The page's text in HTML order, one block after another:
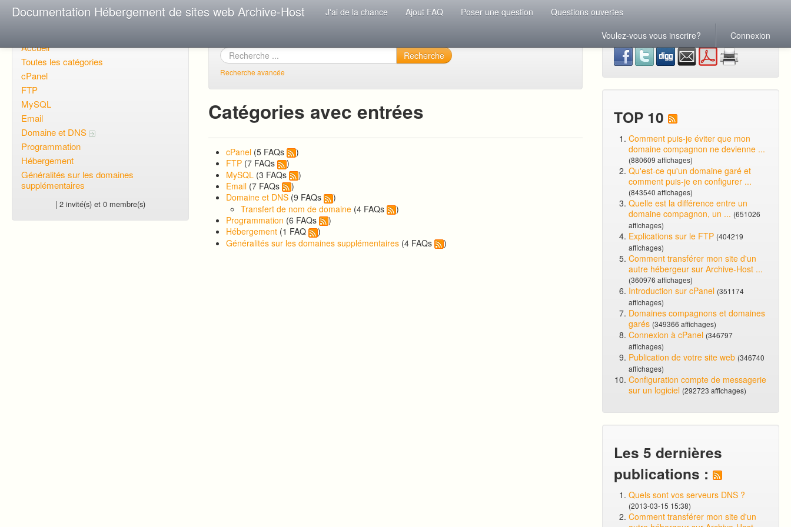
Documentation Hébergement de sites web Archive-Host J'ai de la chance Ajout FAQ Poser une question
Questions ouvertes
Voulez-vous vous inscrire?
Connexion
Accueil
Toutes les catégories
cPanel
FTP
MySQL
Email
Domaine et DNS
Programmation
Hébergement
Généralités sur les domaines
supplémentaires
| 2 invité(s) et 0 membre(s)
Recherche
Recherche avancée
Catégories avec entrées
cPanel (5 FAQs
)
FTP (7 FAQs
)
MySQL (3 FAQs
)
Email (7 FAQs
)
Domaine et DNS (9 FAQs
)
Transfert de nom de domaine (4 FAQs
)
Programmation (6 FAQs
)
Hébergement (1 FAQ
)
Généralités sur les domaines supplémentaires (4 FAQs )
TOP 10
Comment puis-je éviter que mon
domaine compagnon ne devienne ...
(880609 affichages)
Qu'est-ce qu'un domaine garé et
comment puis-je en configurer ...
(843540 affichages)
Quelle est la différence entre un
domaine compagnon, un ... (651026
affichages)
Explications sur le FTP (404219
affichages)
Comment transférer mon site d'un
autre hébergeur sur Archive-Host ...
(360976 affichages)
Introduction sur cPanel (351174
affichages)
Domaines compagnons et domaines
garés (349366 affichages)
Connexion à cPanel (346797
affichages)
Publication de votre site web (346740
affichages)
Configuration compte de messagerie
sur un logiciel (292723 affichages)
Les 5 dernières
publications :
Quels sont vos serveurs DNS ?
(2013-03-15 15:38)
Comment transférer mon site d'un